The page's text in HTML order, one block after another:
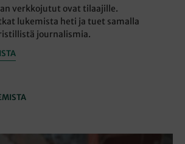
verkkojutut ovat tilaajille.
lukemista heti ja tuet samalla
journalismia.